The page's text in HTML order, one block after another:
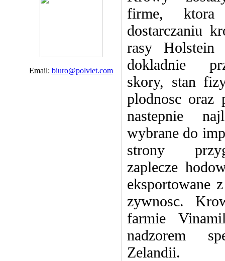
Email: biuro@polviet.com
firme,
dostarczaniu
rasy Holstein
dokladnie
skory, stan
plodnosc oraz
nastepnie
wybrane do
strony
zaplecze
eksportowane
zywnosc.
farmie
nadzorem
Zelandii.